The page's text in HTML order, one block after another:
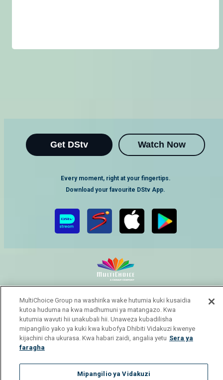
Get DStv Watch Now
Every moment, right at your fingertips.
Download your favourite DStv App.
Responsible Disclosure Policy
Copyright
Manage Cookies
© 2025 MultiChoice Africa Holdings BV. All rights reserved
MultiChoice Group na washirika wake hutumia kuki kusaidia
kutoa huduma na kwa madhumuni ya matangazo. Kwa
kutumia wavuti hii unakubali hii. Unaweza kubadilisha
mipangilio yako ya kuki kwa kubofya Dhibiti Vidakuzi kwenye
kijachini cha ukurasa. Kwa habari zaidi, angalia yetu Sera ya
faragha
Mipangilio ya Vidakuzi